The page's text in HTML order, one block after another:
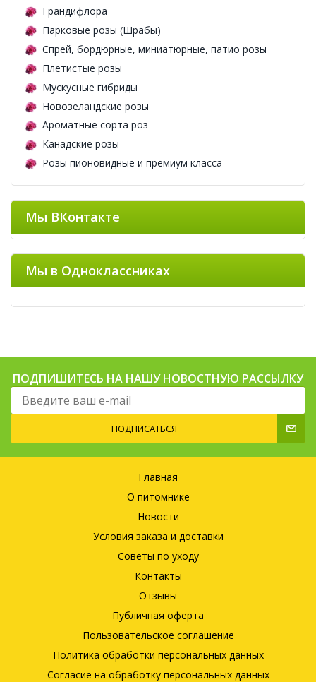
Грандифлора
Парковые розы (Шрабы)
Спрей, бордюрные, миниатюрные, патио розы
Плетистые розы
Мускусные гибриды
Новозеландские розы
Ароматные сорта роз
Канадские розы
Розы пионовидные и премиум класса
Мы ВКонтакте
Мы в Одноклассниках
ПОДПИШИТЕСЬ НА НАШУ НОВОСТНУЮ РАССЫЛКУ
ПОДПИСАТЬСЯ
Главная
О питомнике
Новости
Условия заказа и доставки
Советы по уходу
Контакты
Отзывы
Публичная оферта
Пользовательское соглашение
Политика обработки персональных данных
Согласие на обработку персональных данных